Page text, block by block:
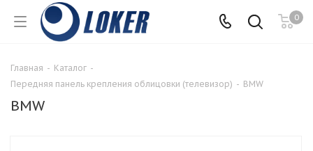
0
Главная - Каталог -
Передняя панель крепления облицовки (телевизор) - BMW
BMW